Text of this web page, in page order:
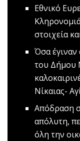
Εθνικό
στοιχεία
Όσα έγιναν
του Δήμου
Νίκαιας-
Απόδραση
απόλυτη,
όλη την